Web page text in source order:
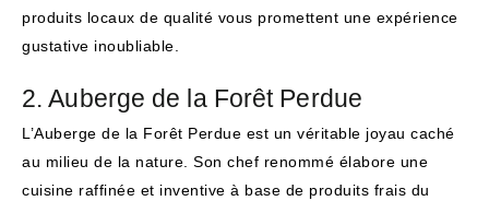
produits locaux de qualité vous promettent une expérience
gustative inoubliable.
2. Auberge de la Forêt Perdue
L’Auberge de la Forêt Perdue est un véritable joyau caché
au milieu de la nature. Son chef renommé élabore une
cuisine raffinée et inventive à base de produits frais du